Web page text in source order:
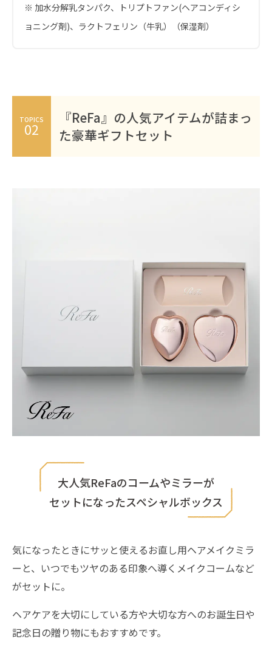
※ 加水分解乳タンパク、トリプトファン(ヘアコンディシ
ョニング剤)、ラクトフェリン（牛乳）（保湿剤）
TOPICS
02
『ReFa』の人気アイテムが詰まっ
た豪華ギフトセット
大人気ReFaのコームやミラーが
セットになったスペシャルボックス
気になったときにサッと使えるお直し用ヘアメイクミラ
ーと、いつでもツヤのある印象へ導くメイクコームなど
がセットに。
ヘアケアを大切にしている方や大切な方へのお誕生日や
記念日の贈り物にもおすすめです。